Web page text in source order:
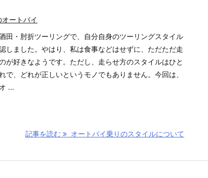
オートバイ
田・肘折ツーリングで、自分自身のツーリングスタイル
しました。やはり、私は食事などはせずに、ただただ走
が好きなようです。ただし、走らせ方のスタイルはひと
で、どれが正しいというモノでもありません。今回は、
...
記事を読む オートバイ乗りのスタイルについて